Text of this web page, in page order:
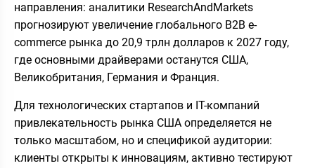
направления: аналитики ResearchAndMarkets
прогнозируют увеличение глобального B2B e-
commerce рынка до 20,9 трлн долларов к 2027 году,
где основными драйверами останутся США,
Великобритания, Германия и Франция.
Для технологических стартапов и IT-компаний
привлекательность рынка США определяется не
только масштабом, но и спецификой аудитории:
клиенты открыты к инновациям, активно тестируют